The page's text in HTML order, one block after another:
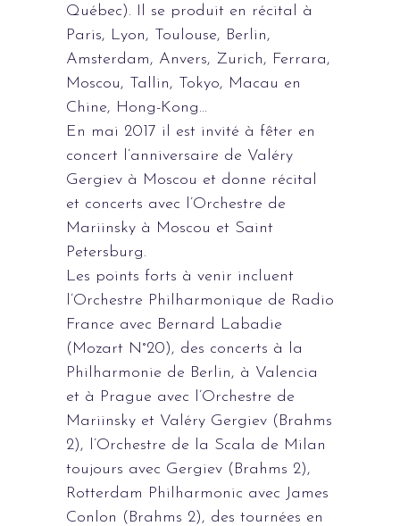
Québec). Il se produit en récital à
Paris, Lyon, Toulouse, Berlin,
Amsterdam, Anvers, Zurich, Ferrara,
Moscou, Tallin, Tokyo, Macau en
Chine, Hong-Kong…
En mai 2017 il est invité à fêter en
concert l’anniversaire de Valéry
Gergiev à Moscou et donne récital
et concerts avec l’Orchestre de
Mariinsky à Moscou et Saint
Petersburg.
Les points forts à venir incluent
l’Orchestre Philharmonique de Radio
France avec Bernard Labadie
(Mozart N°20), des concerts à la
Philharmonie de Berlin, à Valencia
et à Prague avec l’Orchestre de
Mariinsky et Valéry Gergiev (Brahms
2), l’Orchestre de la Scala de Milan
toujours avec Gergiev (Brahms 2),
Rotterdam Philharmonic avec James
Conlon (Brahms 2), des tournées en